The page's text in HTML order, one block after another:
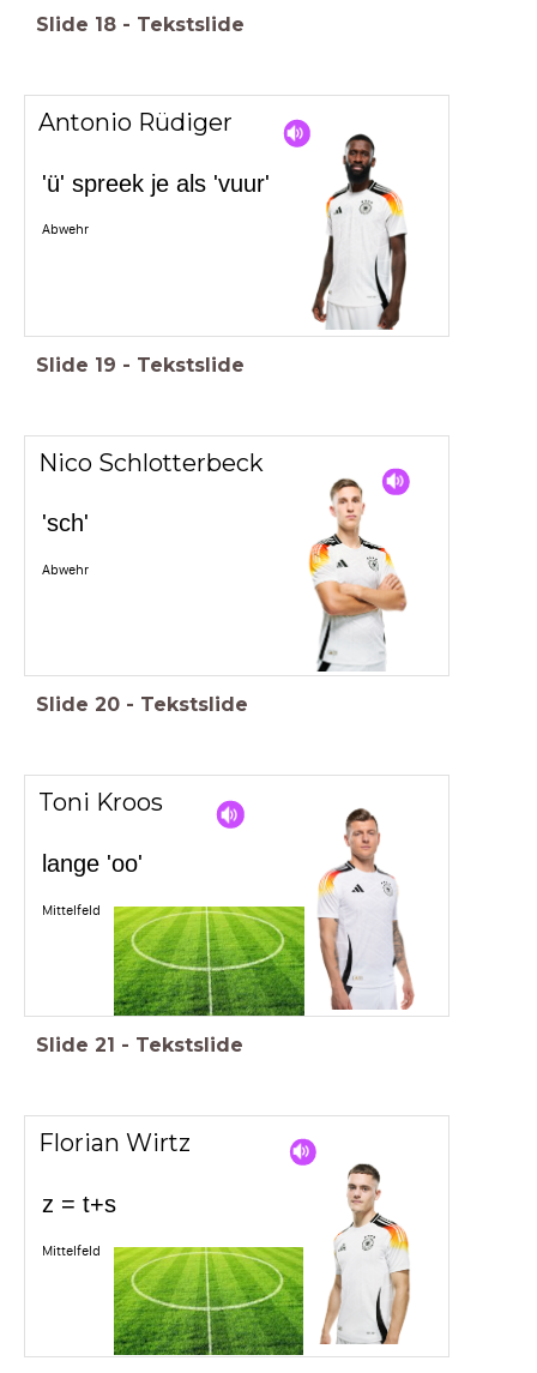
Slide 18 - Tekstslide
'ü' spreek je als 'vuur'
Abwehr
Antonio Rüdiger
Slide 19 - Tekstslide
'sch'
Abwehr
Nico Schlotterbeck
Slide 20 - Tekstslide
lange 'oo'
Mittelfeld
Toni Kroos
Slide 21 - Tekstslide
z = t+s
Mittelfeld
Florian Wirtz